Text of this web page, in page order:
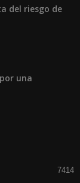
del riesgo de
una
7414